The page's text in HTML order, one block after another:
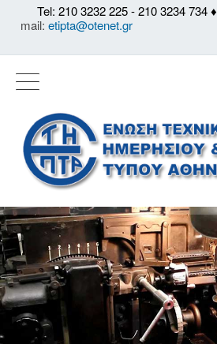
Tel: 210 3232 225 - 210 3234 734 ♦
mail: etipta@otenet.gr